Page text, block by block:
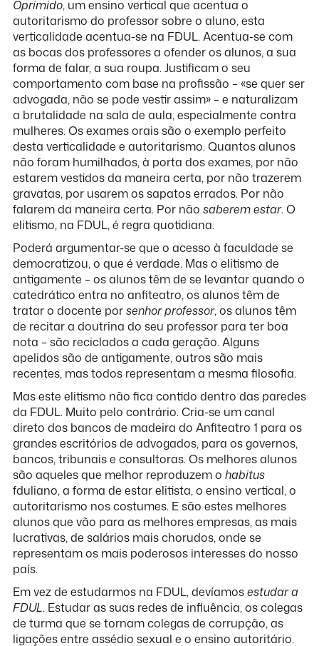
Oprimido, um ensino vertical que acentua o
autoritarismo do professor sobre o aluno, esta
verticalidade acentua-se na FDUL. Acentua-se com
as bocas dos professores a ofender os alunos, a sua
forma de falar, a sua roupa. Justificam o seu
comportamento com base na profissão – «se quer ser
advogada, não se pode vestir assim» – e naturalizam
a brutalidade na sala de aula, especialmente contra
mulheres. Os exames orais são o exemplo perfeito
desta verticalidade e autoritarismo. Quantos alunos
não foram humilhados, à porta dos exames, por não
estarem vestidos da maneira certa, por não trazerem
gravatas, por usarem os sapatos errados. Por não
falarem da maneira certa. Por não saberem estar. O
elitismo, na FDUL, é regra quotidiana.
Poderá argumentar-se que o acesso à faculdade se
democratizou, o que é verdade. Mas o elitismo de
antigamente – os alunos têm de se levantar quando o
catedrático entra no anfiteatro, os alunos têm de
tratar o docente porsenhor professor, os alunos têm
de recitar a doutrina do seu professor para ter boa
nota – são reciclados a cada geração. Alguns
apelidos são de antigamente, outros são mais
recentes, mas todos representam a mesma filosofia.
Mas este elitismo não fica contido dentro das paredes
da FDUL. Muito pelo contrário. Cria-se um canal
direto dos bancos de madeira do Anfiteatro 1 para os
grandes escritórios de advogados, para os governos,
bancos, tribunais e consultoras. Os melhores alunos
são aqueles que melhor reproduzem o habitus
fduliano, a forma de estar elitista, o ensino vertical, o
autoritarismo nos costumes. E são estes melhores
alunos que vão para as melhores empresas, as mais
lucrativas, de salários mais chorudos, onde se
representam os mais poderosos interesses do nosso
país.
Em vez de estudarmos na FDUL, devíamosestudar a
FDUL. Estudar as suas redes de influência, os colegas
de turma que se tornam colegas de corrupção, as
ligações entre assédio sexual e o ensino autoritário.